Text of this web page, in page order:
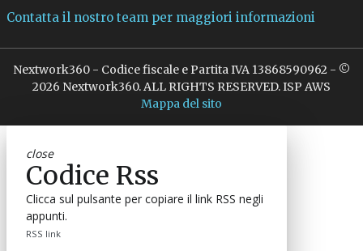
Contatta il nostro team per maggiori informazioni
Nextwork360 - Codice fiscale e Partita IVA 13868590962 - ©
2026 Nextwork360. ALL RIGHTS RESERVED. ISP AWS
Mappa del sito
close
Codice Rss
Clicca sul pulsante per copiare il link RSS negli
appunti.
RSS link